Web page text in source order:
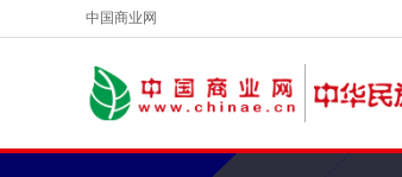
中国商业网